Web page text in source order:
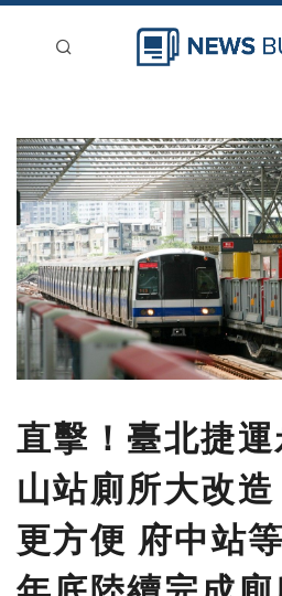
新聞稿分類
登入
刊登
直擊！臺北捷
山站廁所大改造
更方便 府中站